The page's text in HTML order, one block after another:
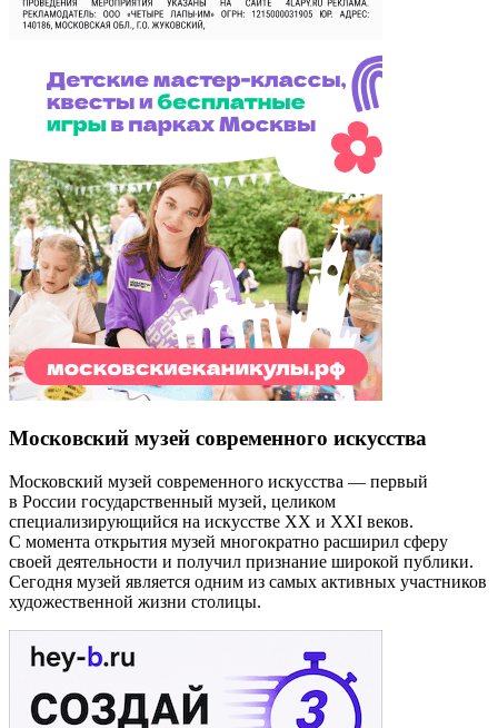
Московский музей современного искусства
Московский музей современного искусства — первый
в России государственный музей, целиком
специализирующийся на искусстве XX и XXI веков.
С момента открытия музей многократно расширил сферу
своей деятельности и получил признание широкой публики.
Сегодня музей является одним из самых активных участников
художественной жизни столицы.